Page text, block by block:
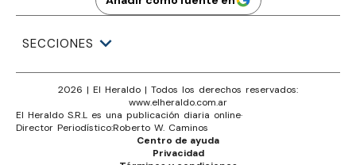
SECCIONES
2026 | El Heraldo | Todos los derechos reservados:
www.elheraldo.com.ar
El Heraldo S.R.L es una publicación diaria online·
Director Periodístico:Roberto W. Caminos
Privacidad
Centro de ayuda